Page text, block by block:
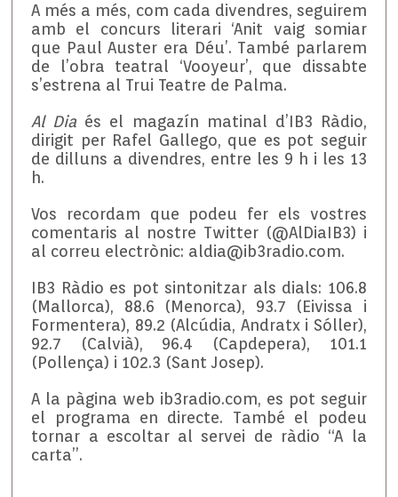
A més a més, com cada divendres, seguirem
amb el concurs literari ‘Anit vaig somiar
que Paul Auster era Déu’. També parlarem
de l’obra teatral ‘Vooyeur’, que dissabte
s’estrena al Trui Teatre de Palma.
Al Dia és el magazín matinal d’IB3 Ràdio,
dirigit per Rafel Gallego, que es pot seguir
de dilluns a divendres, entre les 9 h i les 13
h.
Vos recordam que podeu fer els vostres
comentaris al nostre Twitter (@AlDiaIB3) i
al correu electrònic: aldia@ib3radio.com.
IB3 Ràdio es pot sintonitzar als dials: 106.8
(Mallorca), 88.6 (Menorca), 93.7 (Eivissa i
Formentera), 89.2 (Alcúdia, Andratx i Sóller),
92.7 (Calvià), 96.4 (Capdepera), 101.1
(Pollença) i 102.3 (Sant Josep).
A la pàgina web ib3radio.com, es pot seguir
el programa en directe. També el podeu
tornar a escoltar al servei de ràdio “A la
carta”.